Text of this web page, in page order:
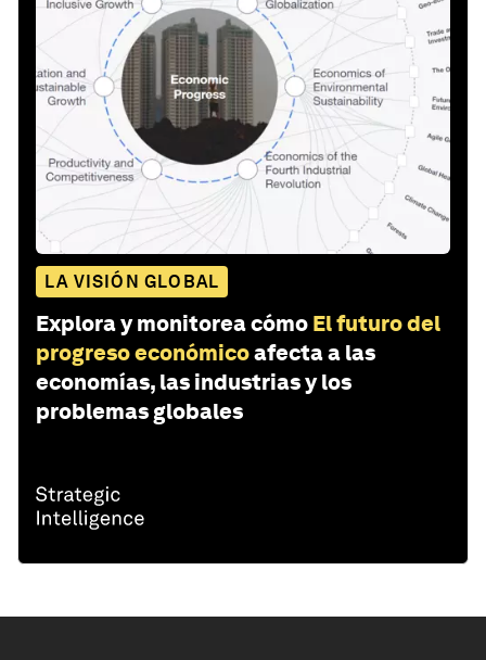
LA VISIÓN GLOBAL
Explora y monitorea cómo El futuro del
progreso económicoafecta a las
economías, las industrias y los
problemas globales